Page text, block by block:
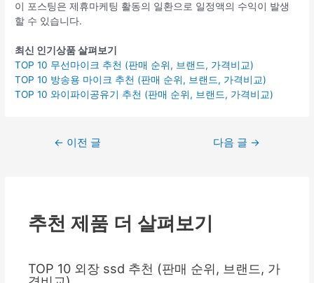
이 포스팅은 제휴마케팅 활동의 일환으로 일정액의 수익이 발생
할 수 있습니다.
최신 인기상품 살펴보기
TOP 10 무선마이크 추천 (판매 순위, 브랜드, 가격비교)
TOP 10 방송용 마이크 추천 (판매 순위, 브랜드, 가격비교)
TOP 10 와이파이공유기 추천 (판매 순위, 브랜드, 가격비교)
← 이전 글 다음 글 →
추천 제품 더 살펴보기
TOP 10 외장 ssd 추천 (판매 순위, 브랜드, 가